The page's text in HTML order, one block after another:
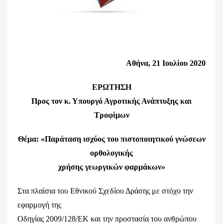
Αθήνα, 21 Ιουλίου 2020
ΕΡΩΤΗΣΗ
Προς τον κ. Υπουργό Αγροτικής Ανάπτυξης και
Τροφίμων
Θέμα: «Παράταση ισχύος του πιστοποιητικού γνώσεων
ορθολογικής
χρήσης γεωργικών φαρμάκων»
Στα πλαίσια του Εθνικού Σχεδίου Δράσης με στόχο την
εφαρμογή της
Οδηγίας 2009/128/ΕΚ και την προστασία του ανθρώπου